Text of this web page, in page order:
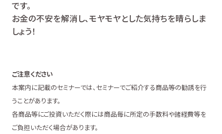
です。
お金の不安を解消し、モヤモヤとした気持ちを晴らしま
しょう！
ご注意ください
本案内に記載のセミナーでは、セミナーでご紹介する商品等の勧誘を行
うことがあります。
各商品等にご投資いただく際には商品毎に所定の手数料や諸経費等を
ご負担いただく場合があります。